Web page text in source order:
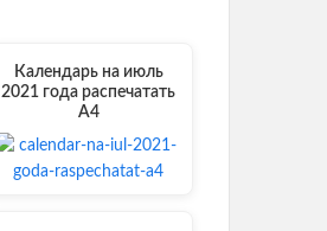
Календарь на июль
2021 года распечатать
А4